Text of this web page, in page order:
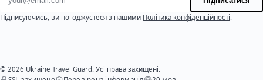
Підписуючись, ви погоджуєтеся з нашими Політика конфіденційності.
© 2026 Ukraine Travel Guard. Усі права захищені.